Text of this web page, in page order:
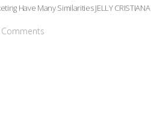
Have Many Similarities JELLY CRISTIANA